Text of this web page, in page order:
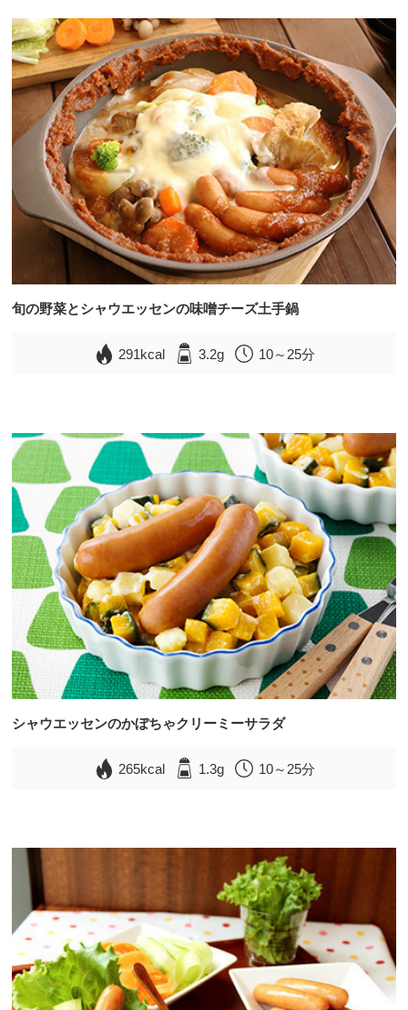
旬の野菜とシャウエッセンの味噌チーズ土手鍋
291kcal 3.2g 10～25分
シャウエッセンのかぼちゃクリーミーサラダ
265kcal 1.3g 10～25分